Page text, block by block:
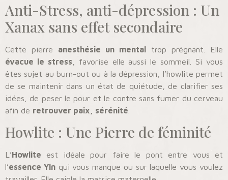
Anti-Stress, anti-dépression : Un
Xanax sans effet secondaire
Cette pierre anesthésie un mental trop prégnant. Elle
évacue le stress , favorise elle aussi le sommeil. Si vous
êtes sujet au burn-out ou à la dépression, l’howlite permet
de se maintenir dans un état de quiétude, de clarifier ses
idées, de peser le pour et le contre sans fumer du cerveau
afin de retrouver paix, sérénité
Howlite : Une Pierre de féminité
L’Howlite est idéale pour faire le pont entre vous et
l’essence Yinqui vous manque ou sur laquelle vous voulez